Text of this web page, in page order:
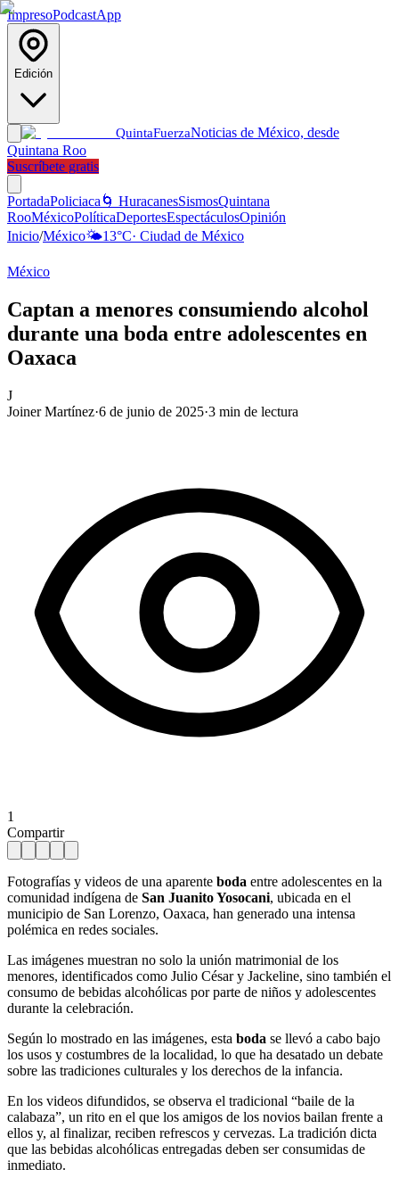
ImpresoPodcastApp
Edición
QuintaFuerzaNoticias de México, desde
Quintana Roo
Suscríbete gratis
PortadaPoliciaca 🌀 HuracanesSismosQuintana
RooMéxicoPolíticaDeportesEspectáculosOpinión
Inicio/México🌤️13°C· Ciudad de México
México
Captan a menores consumiendo alcohol
durante una boda entre adolescentes en
Oaxaca
J
Joiner Martínez·6 de junio de 2025·3 min de lectura
1
Compartir
Fotografías y videos de una aparente boda entre adolescentes en la
comunidad indígena de San Juanito Yosocani, ubicada en el
municipio de San Lorenzo, Oaxaca, han generado una intensa
polémica en redes sociales.
Las imágenes muestran no solo la unión matrimonial de los
menores, identificados como Julio César y Jackeline, sino también el
consumo de bebidas alcohólicas por parte de niños y adolescentes
durante la celebración.
Según lo mostrado en las imágenes, esta boda se llevó a cabo bajo
los usos y costumbres de la localidad, lo que ha desatado un debate
sobre las tradiciones culturales y los derechos de la infancia.
En los videos difundidos, se observa el tradicional “baile de la
calabaza”, un rito en el que los amigos de los novios bailan frente a
ellos y, al finalizar, reciben refrescos y cervezas. La tradición dicta
que las bebidas alcohólicas entregadas deben ser consumidas de
inmediato.